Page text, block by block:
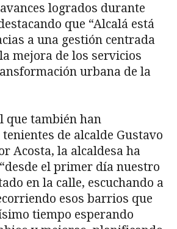
logrados durante
que “Alcalá está
a una gestión centrada
mejora de los servicios
urbana de la
que también han
de alcalde Gustavo
Acosta, la alcaldesa ha
el primer día nuestro
en la calle, escuchando a
esos barrios que
tiempo esperando